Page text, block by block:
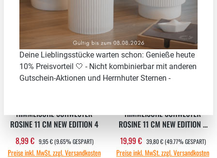
HIMMLISCHE SCHWESTER
ROSINE 11 CM NEW EDITION 4
Verkaufspreis:
8,99 € REGULÄRER PREIS:
9,95 € (9.65% GESPART)
Preise inkl. MwSt. zzgl. Versandkosten
%
HIMMLISCHE SCHWESTER
ROSINE 11 CM NEW EDITION 4
Verkaufspreis:
19,99 € REGULÄRER PREIS:
39,80 € (49.77% GESPART)
Preise inkl. MwSt. zzgl. Versandkosten
Deine Lieblingsstücke warten schon: Genieße heute
10% Preisvorteil 🤍 - Nicht kombinierbar mit anderen
Gutschein-Aktionen und Herrnhuter Sternen -